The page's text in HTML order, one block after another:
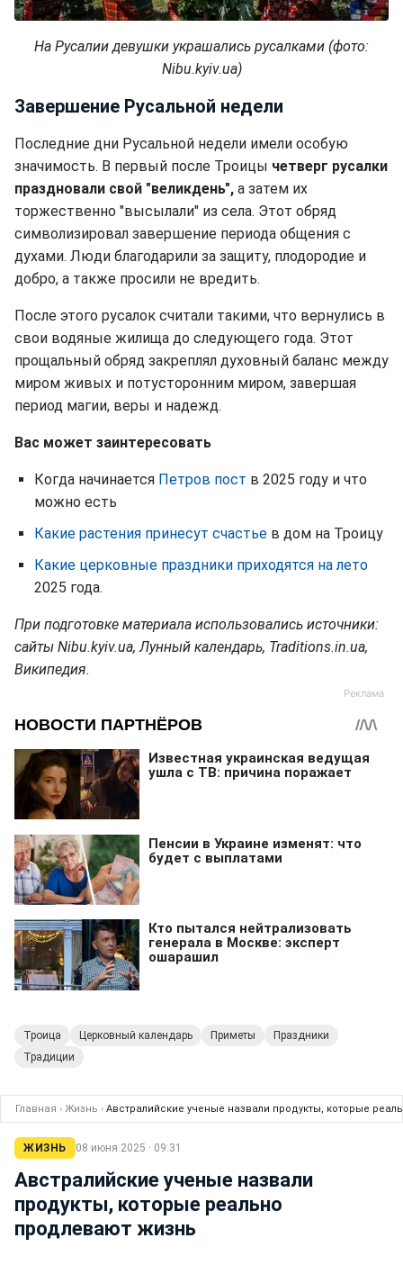
На Русалии девушки украшались русалками (фото:
Nibu.kyiv.ua)
Завершение Русальной недели
Последние дни Русальной недели имели особую
значимость. В первый после Троицы четверг русалки
праздновали свой "великдень", а затем их
торжественно "высылали" из села. Этот обряд
символизировал завершение периода общения с
духами. Люди благодарили за защиту, плодородие и
добро, а также просили не вредить.
После этого русалок считали такими, что вернулись в
свои водяные жилища до следующего года. Этот
прощальный обряд закреплял духовный баланс между
миром живых и потусторонним миром, завершая
период магии, веры и надежд.
Вас может заинтересовать
Когда начинается Петров пост в 2025 году и что
можно есть
Какие растения принесут счастье в дом на Троицу
Какие церковные праздники приходятся на лето
2025 года.
При подготовке материала использовались источники:
сайты Nibu.kyiv.ua, Лунный календарь, Traditions.in.ua,
Википедия.
Троица Церковный календарь Приметы
Праздники
Традиции
Главная › Жизнь › Австралийские ученые назвали продукты, которые
ЖИЗНЬ 08 июня 2025 · 09:31
Австралийские ученые назвали
продукты, которые реально
продлевают жизнь